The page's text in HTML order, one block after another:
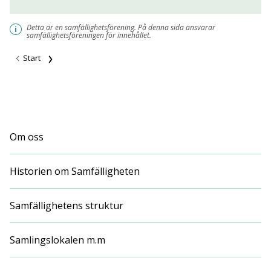
i Detta är en samfällighetsförening. På denna sida ansvarar
samfällighetsföreningen för innehållet.
Start
Om oss
Historien om Samfälligheten
Samfällighetens struktur
Samlingslokalen m.m